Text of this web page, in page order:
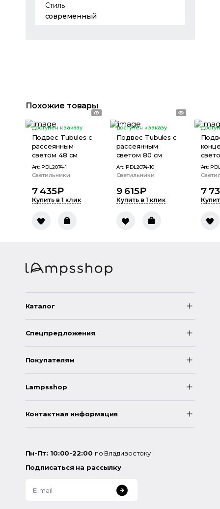
Стиль
современный
Похожие товары
доступен к заказу
Подвес Tubules с
рассеянным
светом 48 см
Art: PDL2074-1
Светильники
7 435₽
Купить в 1 клик
доступен к заказу
Подвес Tubules с
рассеянным
светом 80 см
Art: PDL2074-10
Светильники
9 615₽
Купить в 1 клик
Art:
7
Каталог
Спецпредложения
Покупателям
Lampsshop
Контактная информация
Пн-Пт: 10:00-22:00 по Владивостоку
Подписаться на рассылку